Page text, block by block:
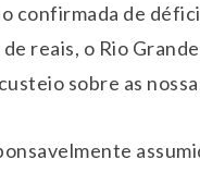
confirmada de
reais, o Rio
sobre as